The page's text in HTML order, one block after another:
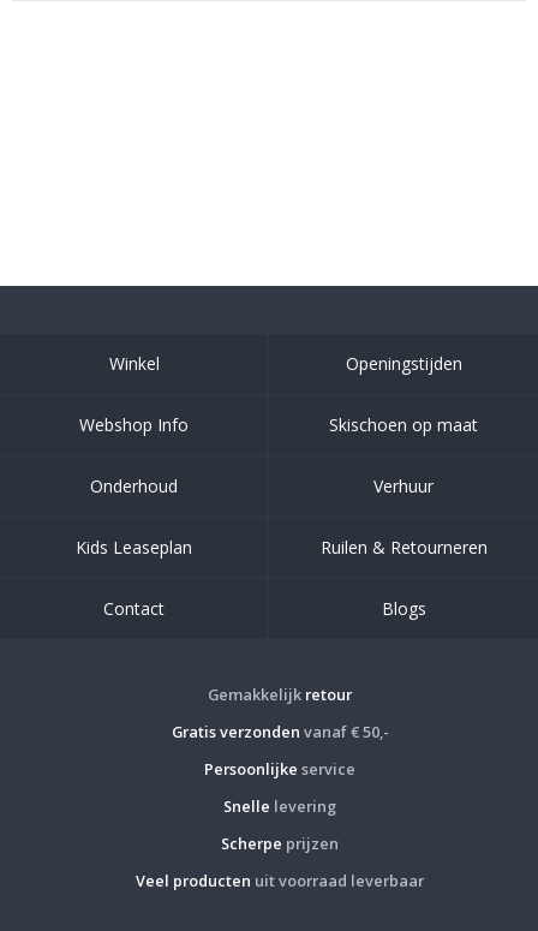
Winkel Openingstijden
Webshop Info Skischoen op maat
Onderhoud Verhuur
Kids Leaseplan Ruilen & Retourneren
Contact Blogs
Gemakkelijk retour
Gratis verzonden vanaf € 50,-
Persoonlijke service
Snelle levering
Scherpe prijzen
Veel producten uit voorraad leverbaar